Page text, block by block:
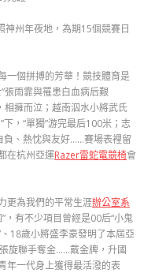
神州年夜地，為期15個競賽日
一個拼搏的芳華！競技體育是
張雨霏與罹患白血病后艱
擁而泣；越南泅水小將武氏
下，“單獨”游完最后100米；志
負、熱忱與友好……賽場表裡留
在杭州亞運Razer雷蛇電競椅會
更為我們的平常生涯辦公室系
，有不少項目曾經是00后“小鬼
18歲小將盛李豪發明了本屆亞
旋聯手奪金……戴金牌，升國
年一代身上獲得最活潑的表